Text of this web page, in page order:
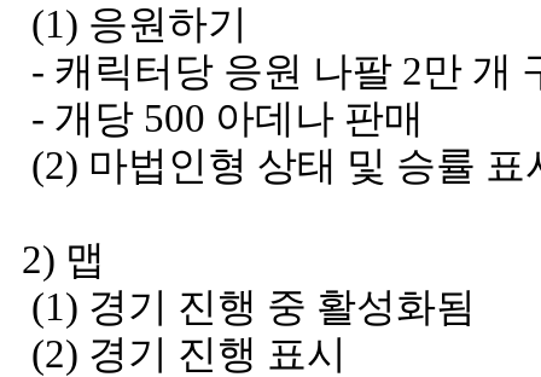
(1) 응원하기
- 캐릭터당 응원 나팔 2만 개
- 개당 500 아데나 판매
(2) 마법인형 상태 및 승률 표
2) 맵
(1) 경기 진행 중 활성화됨
(2) 경기 진행 표시